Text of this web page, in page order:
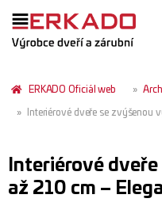
ERKADO Oficiál web
Interiérové ​​dveře se zvýšenou
Interiérové
až 210 cm –